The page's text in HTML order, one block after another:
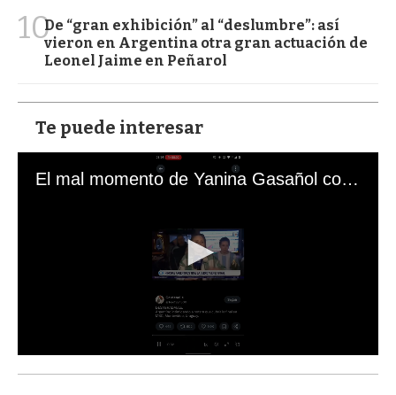
10De “gran exhibición” al “deslumbre”: así
vieron en Argentina otra gran actuación de
Leonel Jaime en Peñarol
Te puede interesar
El mal momento de Yanina Gasañol con un hincha argentino en "Subrayado"
s